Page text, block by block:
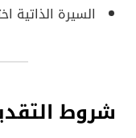
السيرة الذاتية
شروط